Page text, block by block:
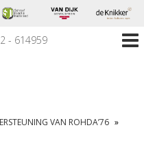
- 614959
VAN ROHDA’76 »